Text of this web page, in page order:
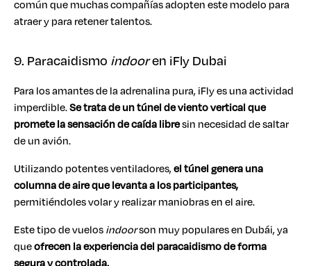
común que muchas compañías adopten este modelo para
atraer y para retener talentos.
9. Paracaidismo indooren iFly Dubai
Para los amantes de la adrenalina pura, iFly es una actividad
imperdible.Se trata de un túnel de viento vertical que
promete la sensación de caída libresin necesidad de saltar
de un avión.
Utilizando potentes ventiladores,el túnel genera una
columna de aire que levanta a los participantes,
permitiéndoles volar y realizar maniobras en el aire.
Este tipo de vuelosindoorson muy populares en Dubái, ya
queofrecen la experiencia del paracaidismo de forma
segura y controlada.